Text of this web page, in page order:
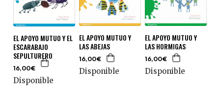
EL APOYO MUTUO Y EL
ESCARABAJO
SEPULTURERO
16,00€
Disponible
EL APOYO MUTUO Y
LAS ABEJAS
16,00€
Disponible
EL APOYO MUTUO Y
LAS HORMIGAS
16,00€
Disponible